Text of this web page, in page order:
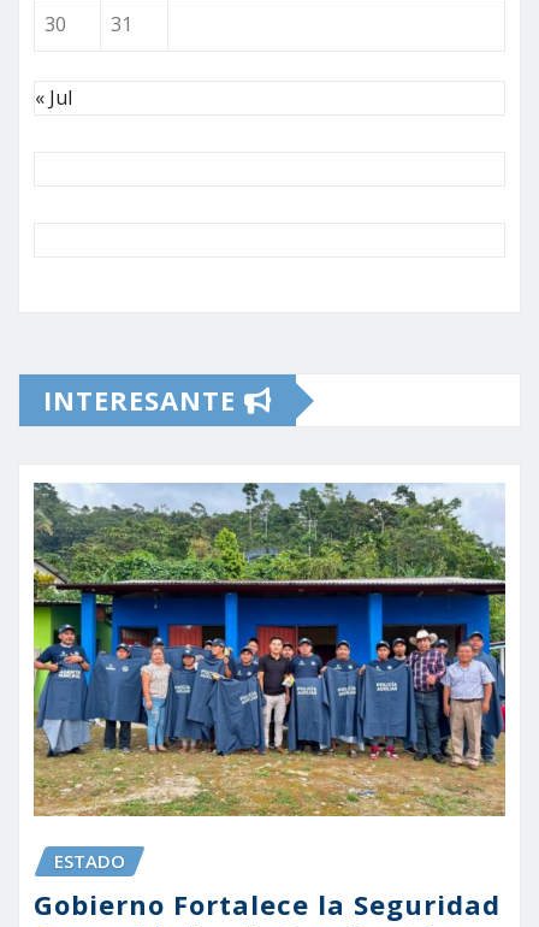
30
31
« Jul
INTERESANTE
ESTADO
Gobierno Fortalece la Seguridad